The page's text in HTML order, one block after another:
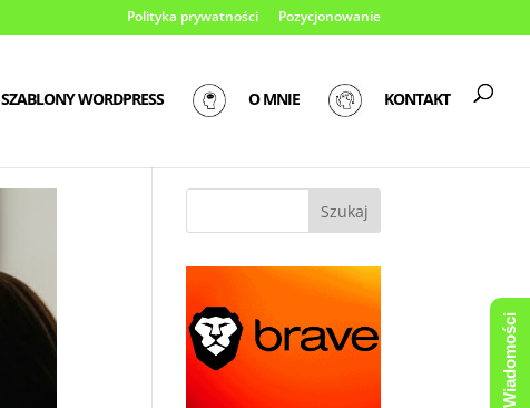
Polityka prywatności Pozycjonowanie
SZABLONY WORDPRESS O MNIE KONTAKT
Wiadomości